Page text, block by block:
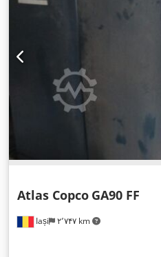
Iași ۲٬۷۴۷ km
Atlas Copco GA90 FF